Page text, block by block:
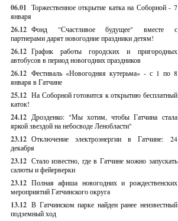
06.01 Торжественное открытие катка на Соборной - 7
января
26.12 Фонд "Счастливое будущее" вместе с
партнерами дарят новогодние праздники детям!
26.12 График работы городских и пригородных
автобусов в период новогодних праздников
26.12 Фестиваль «Новогодняя кутерьма» - с 1 по 8
января в Гатчине
25.12 На Соборной готовится к открытию бесплатный
каток!
24.12 Дрозденко: "Мы хотим, чтобы Гатчина стала
яркой звездой на небосводе Ленобласти"
23.12 Отключение электроэнергии в Гатчине: 24
декабря
23.12 Стало известно, где в Гатчине можно запускать
салюты и фейерверки
23.12 Полная афиша новогодних и рождественских
мероприятий Гатчинского округа
13.12 В Гатчинском парке найден ранее неизвестный
подземный ход